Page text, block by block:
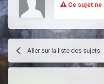
Ce sujet
Aller sur la liste des sujets